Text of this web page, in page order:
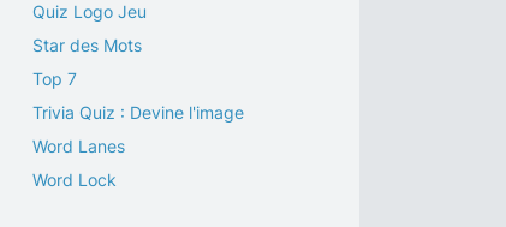
Quiz Logo Jeu
Star des Mots
Top 7
Trivia Quiz : Devine l'image
Word Lanes
Word Lock